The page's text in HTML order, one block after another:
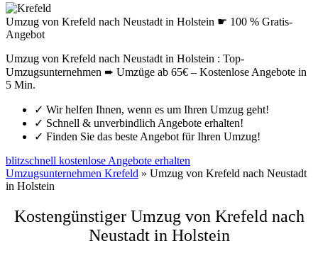
Umzug von Krefeld nach Neustadt in Holstein ☛ 100 % Gratis-
Angebot
Umzug von Krefeld nach Neustadt in Holstein : Top-
Umzugsunternehmen ➨ Umzüge ab 65€ – Kostenlose Angebote in
5 Min.
✓ Wir helfen Ihnen, wenn es um Ihren Umzug geht!
✓ Schnell & unverbindlich Angebote erhalten!
✓ Finden Sie das beste Angebot für Ihren Umzug!
blitzschnell kostenlose Angebote erhalten
Umzugsunternehmen Krefeld » Umzug von Krefeld nach Neustadt
in Holstein
Kostengünstiger Umzug von Krefeld nach
Neustadt in Holstein